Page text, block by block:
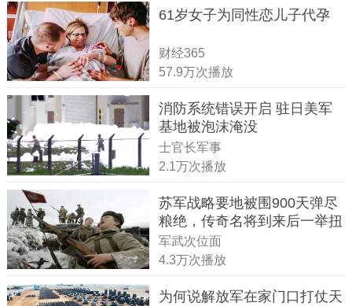
61岁女子为同性恋儿子代孕
财经365
57.9万次播放
消防系统错误开启 驻日美军
基地被泡沫淹没
士官长军事
2.1万次播放
苏军战略要地被围900天弹尽
粮绝，传奇名将到来后一举扭
转战局
军武次位面
4.3万次播放
为何说解放军在家门口打仗天